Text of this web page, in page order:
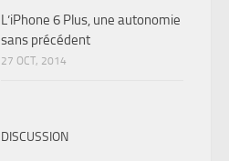
L’iPhone 6 Plus, une autonomie
sans précédent
27 OCT, 2014
DISCUSSION